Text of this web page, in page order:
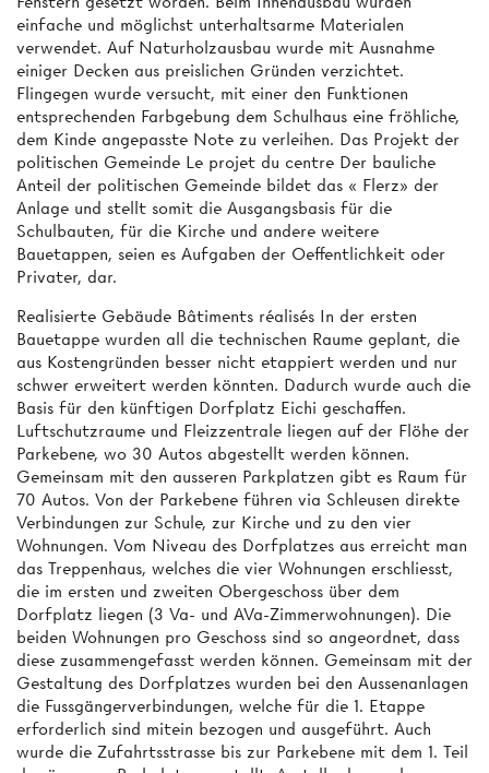
einfache und möglichst unterhaltsarme Materialen
verwendet. Auf Naturholzausbau wurde mit Ausnahme
einiger Decken aus preislichen Gründen verzichtet.
Flingegen wurde versucht, mit einer den Funktionen
entsprechenden Farbgebung dem Schulhaus eine fröhliche,
dem Kinde angepasste Note zu verleihen. Das Projekt der
politischen Gemeinde Le projet du centre Der bauliche
Anteil der politischen Gemeinde bildet das « Flerz» der
Anlage und stellt somit die Ausgangsbasis für die
Schulbauten, für die Kirche und andere weitere
Bauetappen, seien es Aufgaben der Oeffentlichkeit oder
Privater, dar.
Realisierte Gebäude Bâtiments réalisés In der ersten
Bauetappe wurden all die technischen Raume geplant, die
aus Kostengründen besser nicht etappiert werden und nur
schwer erweitert werden könnten. Dadurch wurde auch die
Basis für den künftigen Dorfplatz Eichi geschaffen.
Luftschutzraume und Fleizzentrale liegen auf der Flöhe der
Parkebene, wo 30 Autos abgestellt werden können.
Gemeinsam mit den ausseren Parkplatzen gibt es Raum für
70 Autos. Von der Parkebene führen via Schleusen direkte
Verbindungen zur Schule, zur Kirche und zu den vier
Wohnungen. Vom Niveau des Dorfplatzes aus erreicht man
das Treppenhaus, welches die vier Wohnungen erschliesst,
die im ersten und zweiten Obergeschoss über dem
Dorfplatz liegen (3 Va- und AVa-Zimmerwohnungen). Die
beiden Wohnungen pro Geschoss sind so angeordnet, dass
diese zusammengefasst werden können. Gemeinsam mit der
Gestaltung des Dorfplatzes wurden bei den Aussenanlagen
die Fussgängerverbindungen, welche für die 1. Etappe
erforderlich sind mitein bezogen und ausgeführt. Auch
wurde die Zufahrtsstrasse bis zur Parkebene mit dem 1. Teil